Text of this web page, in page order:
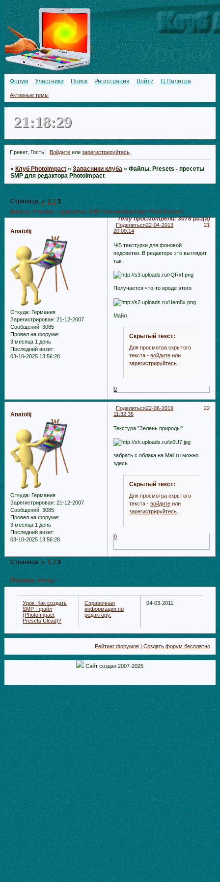
Форум Участники Поиск Регистрация Войти Ц.Палитра
Активные темы
21:18:30
Привет, Гость! Войдите илизарегистрируйтесь
»Клуб PhotoImpact »Запасники клуба »Файлы. Presets - пресеты
SMP для редактора PhotoImpact
Файлы. Presets - пресеты SMP для редактора PhotoImpact
Тему просмотрели:3078раз(а)
Страница:« 1 2 3
Поделиться 21
22-04-2013
20:00:14
Anatolij
Откуда: Германия
Зарегистрирован: 21-12-2007
Сообщений: 3085
Провел на форуме:
3 месяца 1 день
Последний визит:
03-10-2025 13:56:28
Ч/Б текстурки для фоновой
подсветки. В редакторе это выглядит
так:
Получается что-то вроде этого
Майл
Скрытый текст:
Для просмотра скрытого
текста - войдитеили
зарегистрируйтесь.
0
Поделиться 22
22-06-2019
11:32:35
Anatolij
Откуда: Германия
Зарегистрирован: 21-12-2007
Сообщений: 3085
Провел на форуме:
3 месяца 1 день
Последний визит:
03-10-2025 13:56:28
Текстура "Зелень природы"
забрать с облака на Mail.ru можно
здесь
Скрытый текст:
Для просмотра скрытого
текста - войдитеили
зарегистрируйтесь.
0
Страница:« 1 2 3
Похожие темы
Урок. Как создать
SMP - файл
(PhotoImpact
Presets Ulead)?
Справочная
информация по
редактору.
04-03-2011
Рейтинг форумов |Создать форум бесплатно
Сайт создан 2007-2025